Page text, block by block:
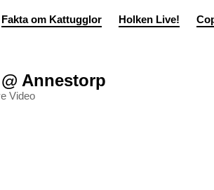
Fakta om Kattugglor Holken Live!
Annestorp
Video